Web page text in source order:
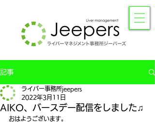
記事
AIKO、バースデー配信をしました♫
ライバー事務所jeepers
2022年3月11日
おはようございます。